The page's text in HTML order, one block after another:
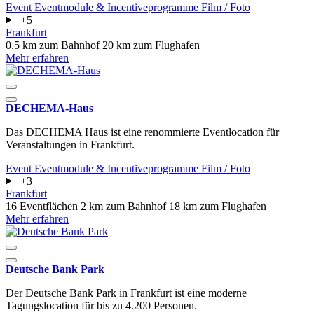
Event Eventmodule & Incentiveprogramme Film / Foto
+5
Frankfurt
0.5 km zum Bahnhof 20 km zum Flughafen
Mehr erfahren
DECHEMA-Haus
Das DECHEMA Haus ist eine renommierte Eventlocation für
Veranstaltungen in Frankfurt.
Event Eventmodule & Incentiveprogramme Film / Foto
+3
Frankfurt
16 Eventflächen 2 km zum Bahnhof 18 km zum Flughafen
Mehr erfahren
Deutsche Bank Park
Der Deutsche Bank Park in Frankfurt ist eine moderne
Tagungslocation für bis zu 4.200 Personen.